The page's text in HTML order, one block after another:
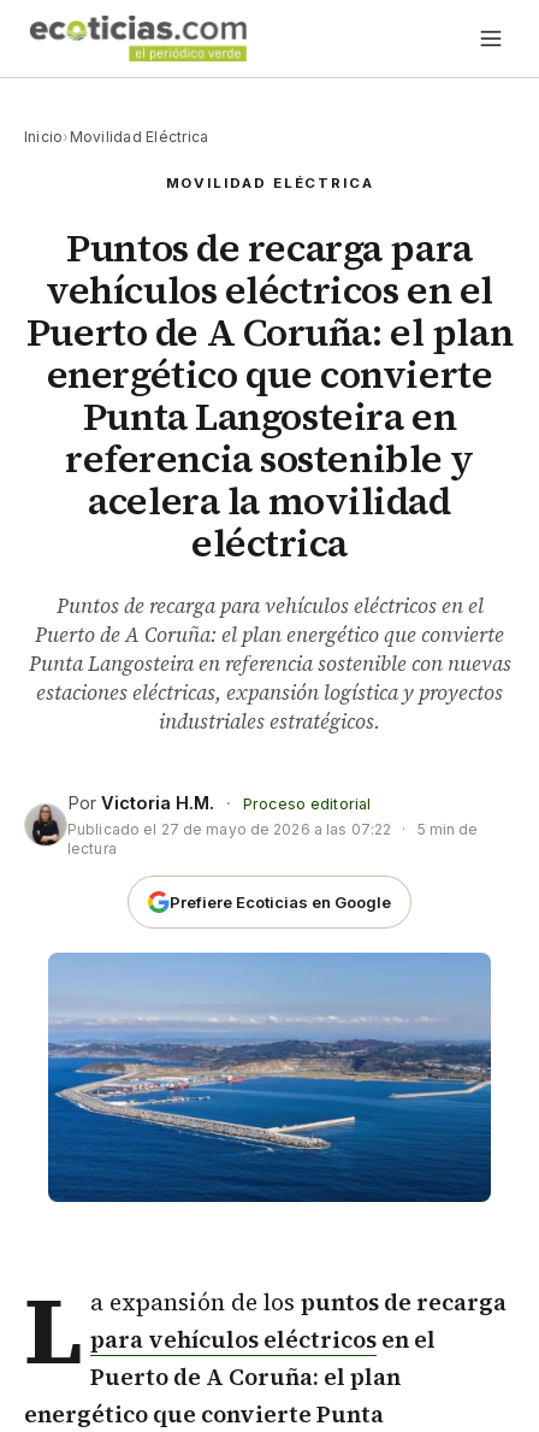
Inicio› Movilidad Eléctrica
MOVILIDAD ELÉCTRICA
Puntos de recarga para
vehículos eléctricos en el
Puerto de A Coruña: el plan
energético que convierte
Punta Langosteira en
referencia sostenible y
acelera la movilidad
eléctrica
Puntos de recarga para vehículos eléctricos en el
Puerto de A Coruña: el plan energético que convierte
Punta Langosteira en referencia sostenible con nuevas
estaciones eléctricas, expansión logística y proyectos
industriales estratégicos.
Por Victoria H.M. ·
Proceso editorial
Publicado el 27 de mayo de 2026 a las 07:22 ·
5 min de
lectura
Prefiere Ecoticias en Google
L a expansión de lospuntos de recarga
para vehículos eléctricosen el
Puerto de A Coruña: el plan
energético que convierte Punta